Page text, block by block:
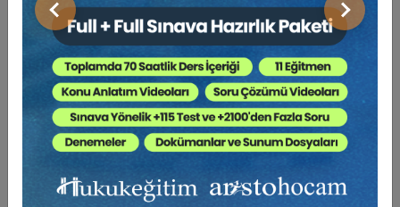
Önceki Sonraki
Video Eğitim Abonesi Ol: Sadece 5490 TL / Yıllık
Tüketici Hukuku Enstitüsü